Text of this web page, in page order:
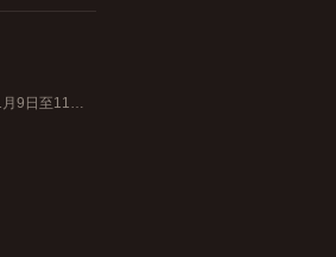
誠遨您蒞臨皇室美鑽展一起探索最新鑽飾的閃爍魅力，歡迎蒞臨會場鑒試戴！ 日期：2018年11月9日至11日 時間： 上午11時半至下午9時 地點：尖沙咀美麗華廣場地下大堂 電話：21170852